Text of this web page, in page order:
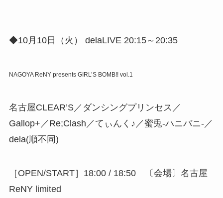
◆10月10日（火） delaLIVE 20:15～20:35
NAGOYA ReNY presents GIRL’S BOMB!! vol.1
名古屋CLEAR’S／ダンシングプリンセス／
Gallop+／Re;Clash／てぃんく♪／蜜兎-ハニバニ-／
dela(順不同)
［OPEN/START］18:00 / 18:50 〔会場〕名古屋
ReNY limited